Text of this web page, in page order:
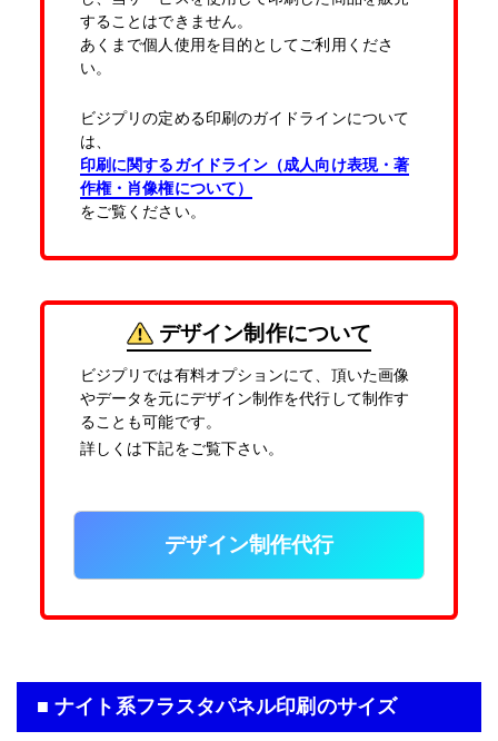
することはできません。
あくまで個人使用を目的としてご利用くださ
い。
ビジプリの定める印刷のガイドラインについて
は、
印刷に関するガイドライン（成人向け表現・著
作権・肖像権について）
をご覧ください。
デザイン制作について
ビジプリでは有料オプションにて、頂いた画像
やデータを元にデザイン制作を代行して制作す
ることも可能です。
詳しくは下記をご覧下さい。
デザイン制作代行
■ ナイト系フラスタパネル印刷のサイズ